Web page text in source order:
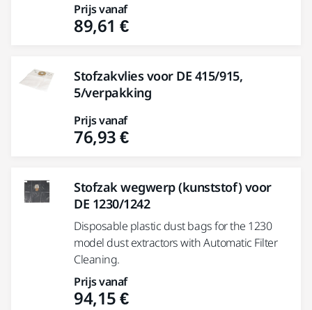
Prijs vanaf
89,61 €
Stofzakvlies voor DE 415/915,
5/verpakking
Prijs vanaf
76,93 €
Stofzak wegwerp (kunststof) voor
DE 1230/1242
Disposable plastic dust bags for the 1230
model dust extractors with Automatic Filter
Cleaning.
Prijs vanaf
94,15 €